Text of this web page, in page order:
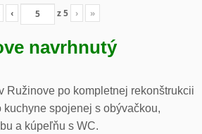
‹ z5 › »
navrhnutý
Ružinove po kompletnej rekonštrukcii
spojenej s obývačkou,
a kúpeľňu s WC.